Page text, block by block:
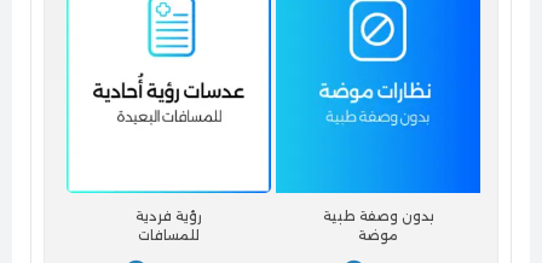
بدون وصفة طبية
موضة
رؤية فردية
للمسافات